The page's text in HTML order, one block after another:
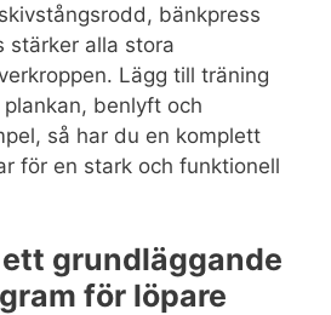
bänkpress
stärker alla stora
Lägg till träning
benlyft och
så har du en komplett
för en stark och funktionell
ett grundläggande
för löpare